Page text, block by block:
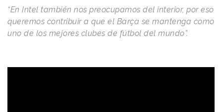
“En Intel también nos preocupamos del interior, por eso
queremos contribuir a que el Barça se mantenga como
uno de los mejores clubes de fútbol del mundo”.